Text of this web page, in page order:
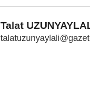
Talat